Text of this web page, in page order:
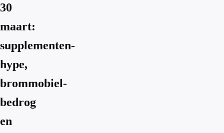
30
maart:
supplementen-
hype,
brommobiel-
bedrog
en